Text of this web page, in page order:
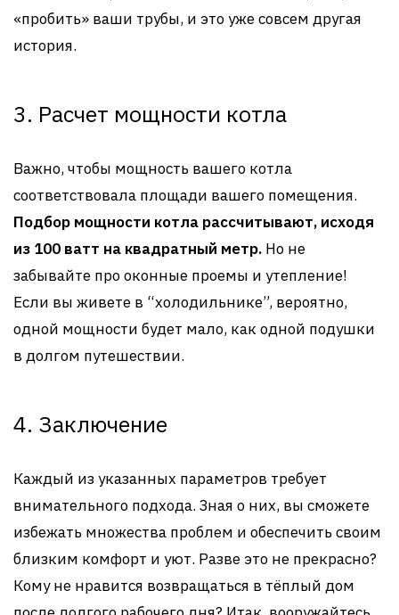
«пробить» ваши трубы, и это уже совсем другая
история.
3. Расчет мощности котла
Важно, чтобы мощность вашего котла
соответствовала площади вашего помещения.
Подбор мощности котла рассчитывают, исходя
из 100 ватт на квадратный метр. Но не
забывайте про оконные проемы и утепление!
Если вы живете в “холодильнике”, вероятно,
одной мощности будет мало, как одной подушки
в долгом путешествии.
4. Заключение
Каждый из указанных параметров требует
внимательного подхода. Зная о них, вы сможете
избежать множества проблем и обеспечить своим
близким комфорт и уют. Разве это не прекрасно?
Кому не нравится возвращаться в тёплый дом